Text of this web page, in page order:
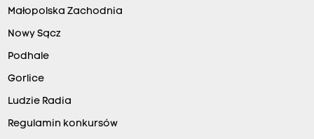
Małopolska Zachodnia
Nowy Sącz
Podhale
Gorlice
Ludzie Radia
Regulamin konkursów